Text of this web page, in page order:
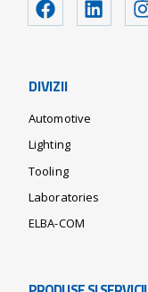
DIVIZII
Automotive
Lighting
Tooling
Laboratories
ELBA-COM